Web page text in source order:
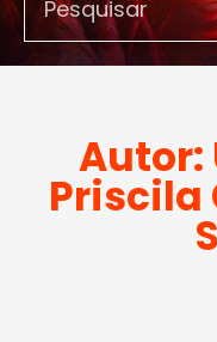
Autor:
Priscila